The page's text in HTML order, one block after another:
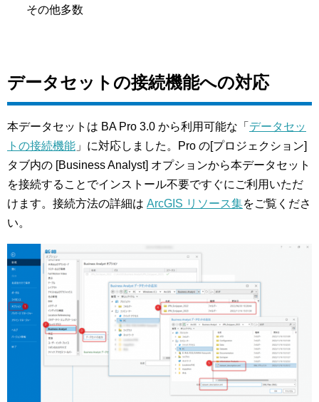
その他多数
データセットの接続機能への対応
本データセットは BA Pro 3.0 から利用可能な「 データセッ
トの接続機能 」に対応しました。Pro の[プロジェクション]
タブ内の [Business Analyst] オプションから本データセット
を接続することでインストール不要ですぐにご利用いただ
けます。接続方法の詳細は ArcGIS リソース集をご覧くださ
い。